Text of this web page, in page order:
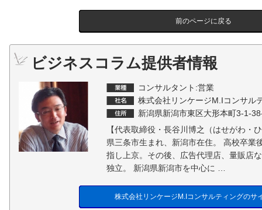
前のページに戻る
ビジネスコラム提供者情報
コンサルタント:営業
株式会社リンケージM.Iコンサル
新潟県新潟市東区大形本町3-1-
【代表取締役・長谷川博之（はせがわ・
県三条市生まれ、新潟市在住。 高校卒業
指し上京。その後、広告代理店、量販店
独立。 新潟県新潟市を中心に …
株式会社リンケージM.Iコンサルティングのサ